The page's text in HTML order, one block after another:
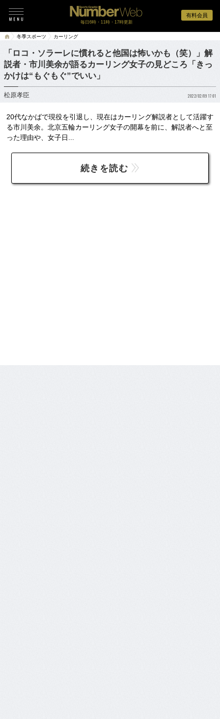
有料会員
毎日6時・11時・17時更新
冬季スポーツ カーリング
「ロコ・ソラーレに慣れると他国は怖いかも（笑）」解
説者・市川美余が語るカーリング女子の見どころ「きっ
かけは“もぐもぐ”でいい」
松原孝臣 2022/02/09 17:01
20代なかばで現役を引退し、現在はカーリング解説者として活躍す
る市川美余。北京五輪カーリング女子の開幕を前に、解説者へと至
った理由や、女子日...
続きを読む